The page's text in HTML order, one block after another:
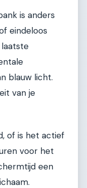
is anders
eindeloos
blauw licht.
van je
of is het actief
voor het
een